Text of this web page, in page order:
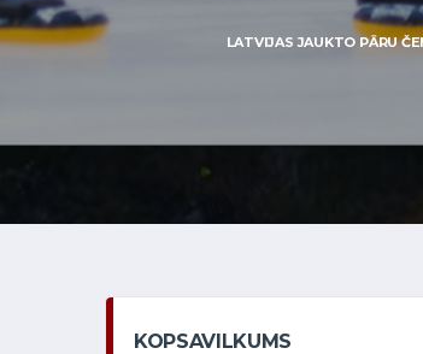
LATVIJAS JAUKTO PĀRU
KOPSAVILKUMS